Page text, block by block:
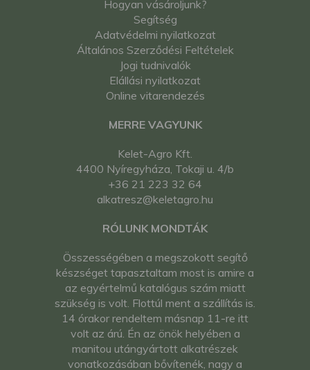
Hogyan vásároljunk?
Segítség
Adatvédelmi nyilatkozat
Általános Szerződési Feltételek
Jogi tudnivalók
Elállási nyilatkozat
Online vitarendezés
MERRE VAGYUNK
Kelet-Agro Kft.
4400 Nyíregyháza, Tokaji u. 4/b
+36 21 223 32 64
alkatresz@keletagro.hu
RÓLUNK MONDTÁK
Összességében a megszokott segítő
készséget tapasztaltam most is amire a
az egyértelmű katalógus szám miatt
szükség is volt. Flottúl ment a szállítás is.
14 órakor rendeltem másnap 11-re itt
volt az árú. Én az önök helyében a
manitou utángyártott alkatrészek
vonatkozásában bővítenék, nagy a